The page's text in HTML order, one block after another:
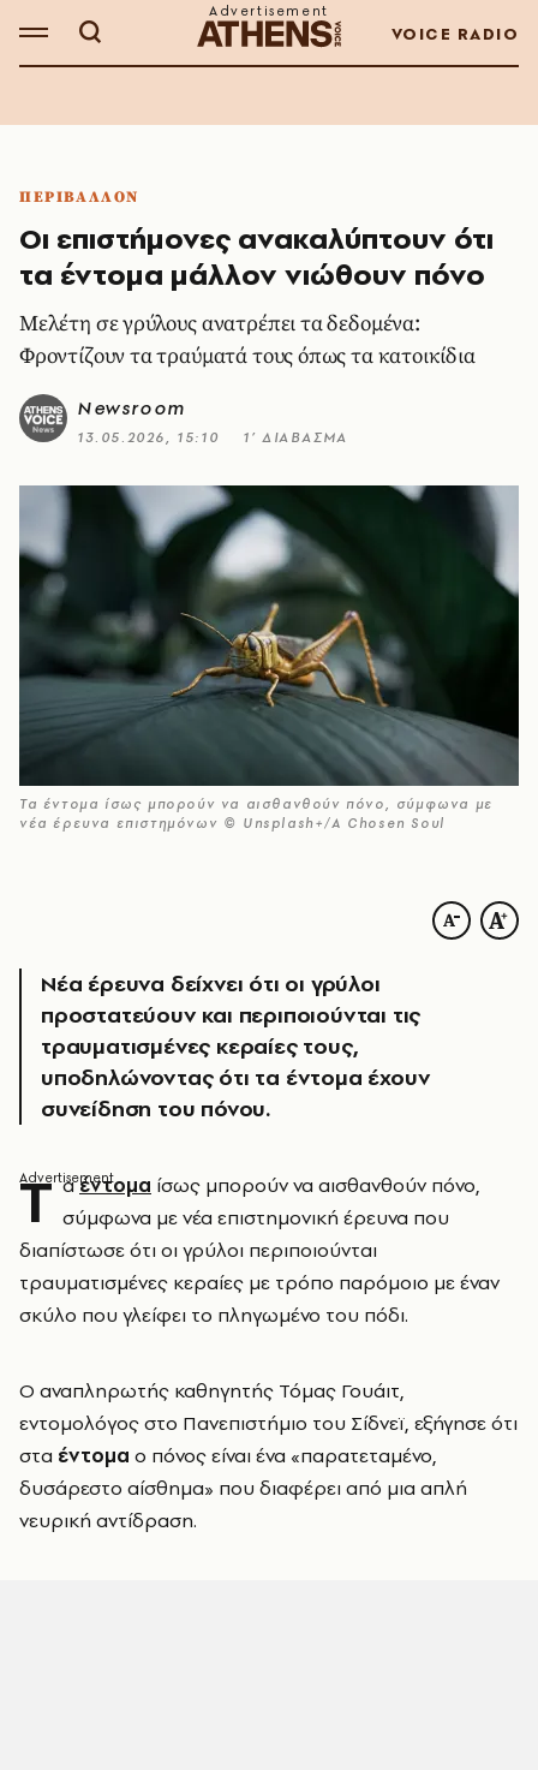
VOICE RADIO
ΠΕΡΙΒΑΛΛΟΝ
Οι επιστήμονες ανακαλύπτουν ότι
τα έντομα μάλλον νιώθουν πόνο
Μελέτη σε γρύλους ανατρέπει τα δεδομένα:
Φροντίζουν τα τραύματά τους όπως τα κατοικίδια
Newsroom
13.05.2026, 15:10 1’ ΔΙΑΒΑΣΜΑ
Τα έντομα ίσως μπορούν να αισθανθούν πόνο, σύμφωνα με
νέα έρευνα επιστημόνων © Unsplash+/A Chosen Soul
Νέα έρευνα δείχνει ότι οι γρύλοι
προστατεύουν και περιποιούνται τις
τραυματισμένες κεραίες τους,
υποδηλώνοντας ότι τα έντομα έχουν
συνείδηση του πόνου.
Τ αέντομα ίσως μπορούν να αισθανθούν πόνο,
σύμφωνα με νέα επιστημονική έρευνα που
διαπίστωσε ότι οι γρύλοι περιποιούνται
τραυματισμένες κεραίες με τρόπο παρόμοιο με έναν
σκύλο που γλείφει το πληγωμένο του πόδι.
Ο αναπληρωτής καθηγητής Τόμας Γουάιτ,
εντομολόγος στο Πανεπιστήμιο του Σίδνεϊ, εξήγησε ότι
στα έντομα ο πόνος είναι ένα «παρατεταμένο,
δυσάρεστο αίσθημα» που διαφέρει από μια απλή
νευρική αντίδραση.